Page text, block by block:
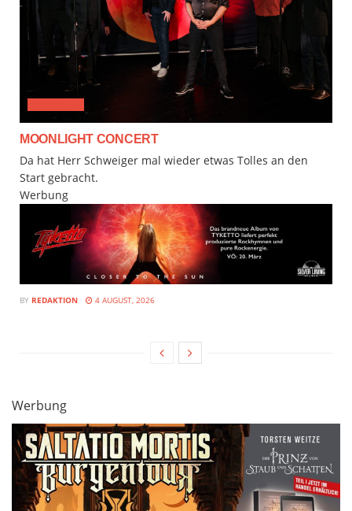
MOONLIGHT CONCERT
Da hat Herr Schweiger mal wieder etwas Tolles an den
Start gebracht.
Werbung
BY REDAKTION 4 AUGUST, 2026
Werbung